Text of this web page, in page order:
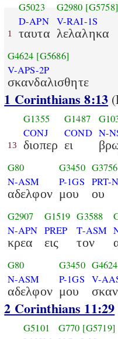
1
G5023
D-APN
ταυτα
G2980 [G5758]
V-RAI-1S
λελαληκα
G4624 [G5686]
V-APS-2P
σκανδαλισθητε
1 Corinthians 8:13
13
G1355
CONJ
διοπερ
G1487
COND
ει
N-
G80
N-ASM
αδελφον
G3450
P-1GS
μου
G3756
PRT-N
ου
G2907
N-APN
κρεα
G1519
PREP
εις
G3588
T-ASM
τον
G80
N-ASM
αδελφον
G3450
P-1GS
μου
G4624
V-
2 Corinthians 11:29
G5101
G770 [G5719]